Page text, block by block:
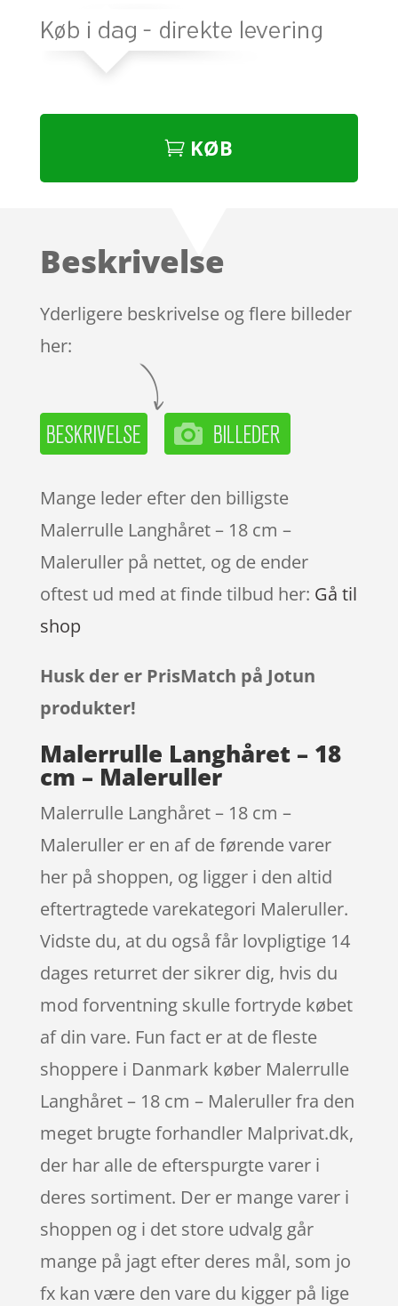
KØB
Beskrivelse
Yderligere beskrivelse og flere billeder
her:
Mange leder efter den billigste
Malerrulle Langhåret – 18 cm –
Maleruller på nettet, og de ender
oftest ud med at finde tilbud her: Gå til
shop
Husk der er PrisMatch på Jotun
produkter!
Malerrulle Langhåret – 18
cm – Maleruller
Malerrulle Langhåret – 18 cm –
Maleruller er en af de førende varer
her på shoppen, og ligger i den altid
eftertragtede varekategori Maleruller.
Vidste du, at du også får lovpligtige 14
dages returret der sikrer dig, hvis du
mod forventning skulle fortryde købet
af din vare. Fun fact er at de fleste
shoppere i Danmark køber Malerrulle
Langhåret – 18 cm – Maleruller fra den
meget brugte forhandler Malprivat.dk,
der har alle de efterspurgte varer i
deres sortiment. Der er mange varer i
shoppen og i det store udvalg går
mange på jagt efter deres mål, som jo
fx kan være den vare du kigger på lige